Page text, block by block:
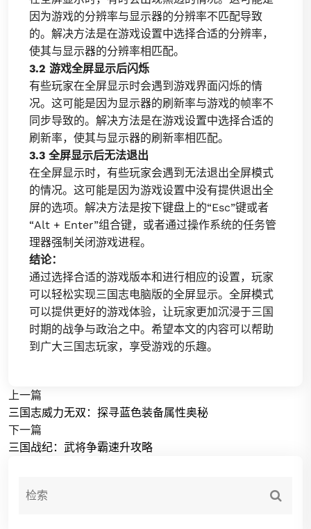
因为游戏的分辨率与显示器的分辨率不匹配导致
的。解决方法是在游戏设置中选择合适的分辨率，
使其与显示器的分辨率相匹配。
3.2 游戏全屏显示后闪烁
有些玩家在全屏显示时会遇到游戏界面闪烁的情
况。这可能是因为显示器的刷新率与游戏的帧率不
同步导致的。解决方法是在游戏设置中选择合适的
刷新率，使其与显示器的刷新率相匹配。
3.3 全屏显示后无法退出
在全屏显示时，有些玩家会遇到无法退出全屏模式
的情况。这可能是因为游戏设置中没有提供退出全
屏的选项。解决方法是按下键盘上的“Esc”键或者
“Alt + Enter”组合键，或者通过操作系统的任务管
理器强制关闭游戏进程。
结论：
通过选择合适的游戏版本和进行相应的设置，玩家
可以轻松实现三国志电脑版的全屏显示。全屏模式
可以提供更好的游戏体验，让玩家更加沉浸于三国
时期的战争与政治之中。希望本文的内容可以帮助
到广大三国志玩家，享受游戏的乐趣。
上一篇
三国志威力无双：探寻蓝色装备属性奥秘
下一篇
三国战纪：武将争霸速升攻略